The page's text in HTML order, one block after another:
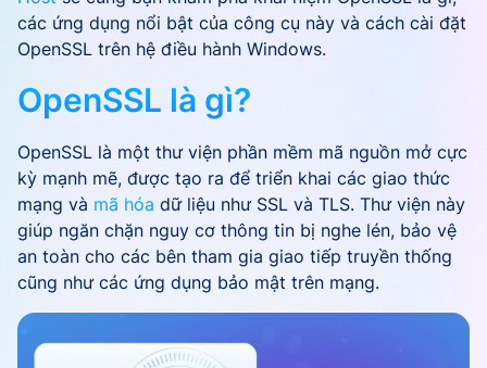
các ứng dụng nổi bật của công cụ này và cách cài đặt
OpenSSL trên hệ điều hành Windows.
OpenSSL là gì?
OpenSSL là một thư viện phần mềm mã nguồn mở cực
kỳ mạnh mẽ, được tạo ra để triển khai các giao thức
mạng và mã hóa dữ liệu như SSL và TLS. Thư viện này
giúp ngăn chặn nguy cơ thông tin bị nghe lén, bảo vệ
an toàn cho các bên tham gia giao tiếp truyền thống
cũng như các ứng dụng bảo mật trên mạng.